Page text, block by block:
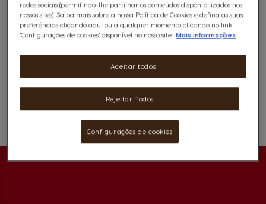
6,99 €
máquinas
Favoritos
Lista De Desejos
redes sociais (permitindo-lhe partilhar os conteúdos disponibilizados nos
nossos sites). Saiba mais sobre a nossa Política de Cookies e defina as suas
preferências clicando aqui ou a qualquer momento clicando no link
"Configurações de cookies" disponível no nosso site. Mais informações
Rejeitar Todos
Aceitar todos
Configurações de cookies